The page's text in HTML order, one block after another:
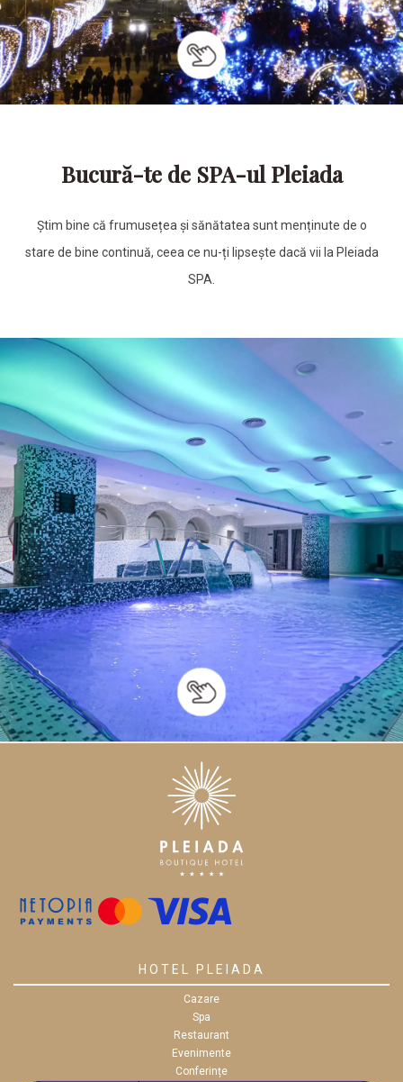
Bucură-te de SPA-ul Pleiada
Știm bine că frumusețea și sănătatea sunt menținute de o
stare de bine continuă, ceea ce nu-ți lipsește dacă vii la Pleiada
SPA.
HOTEL PLEIADA
Cazare
Spa
Restaurant
Evenimente
Conferințe